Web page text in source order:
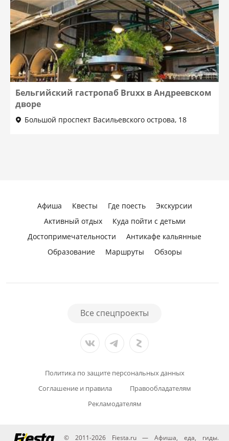
Бельгийский гастропаб Bruxx в Андреевском
дворе
Большой проспект Васильевского острова, 18
Афиша Квесты Где поесть
Экскурсии
Активный отдых
Куда пойти с детьми
Достопримечательности
Антикафе кальянные
Образование
Маршруты Обзоры
Все спецпроекты
Политика по защите персональных данных
Соглашение и правила
Правообладателям
Рекламодателям
© 2011-2026 Fiesta.ru — Афиша, еда, гиды.